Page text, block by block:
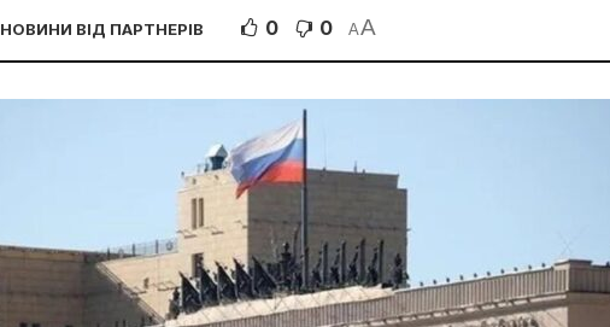
НОВИНИ ВІД ПАРТНЕРІВ 0 0 AA